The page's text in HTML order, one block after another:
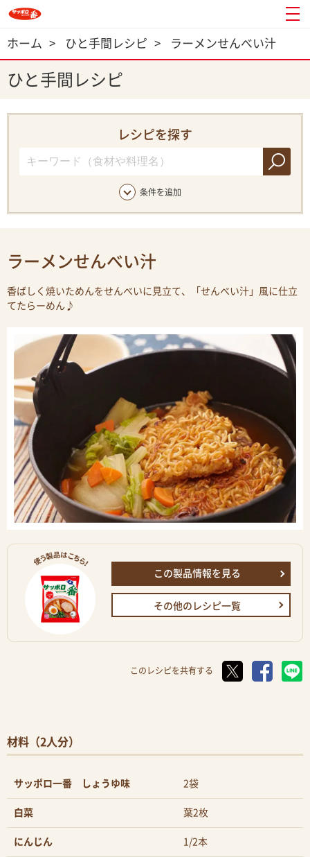
ホーム > ひと手間レシピ > ラーメンせんべい汁
ひと手間レシピ
レシピを探す
条件を追加
ラーメンせんべい汁
香ばしく焼いためんをせんべいに見立て、「せんべい汁」風に仕立
てたらーめん♪
この製品情報を見る
その他のレシピ一覧
このレシピを共有する
材料（2人分）
サッポロ一番 しょうゆ味 2袋
白菜 葉2枚
にんじん 1/2本